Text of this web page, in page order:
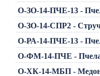
О-ЗО-14-ПЧЕ-13 -
О-ЗО-14-СПР2 -
О-РА-14-ПЧЕ-13 -
О-ФМ-14-ПЧЕ -
О-ХК-14-МБП -